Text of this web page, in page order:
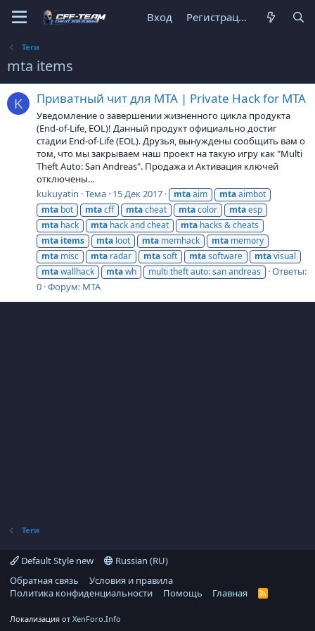
Вход Регистрация
Теги
mta items
K Приватный чит для MTA | Private Hack for MTA
Уведомление о завершении жизненного цикла продукта
(End-of-Life, EOL)! Данный продукт официально достиг
стадии End-of-Life (EOL). Друзья, вынуждены сообщить вам о
том, что мы закрываем наш проект на такую игру как "Multi
Theft Auto: San Andreas". Продажа и Активация ключей
отключены...
kukuyatin Тема 15 Дек 2017 mtaaim mtaaimbot
mta bot mtacff mtacheat mtacolor mtaesp
mta hack mta hack and cheat mta hacks & cheats
mta items mta loot mta memhack mta memory
mta misc mta radar mtasoft mtasoftware mtavisual
mtawallhack mtawh multi theft auto: san andreas
Ответы:
0 Форум: MTA
Теги
Default Style new
Russian (RU)
Обратная связь
Условия и правила
Политика конфиденциальности
Помощь Главная
R
Локализация от XenForo.Info